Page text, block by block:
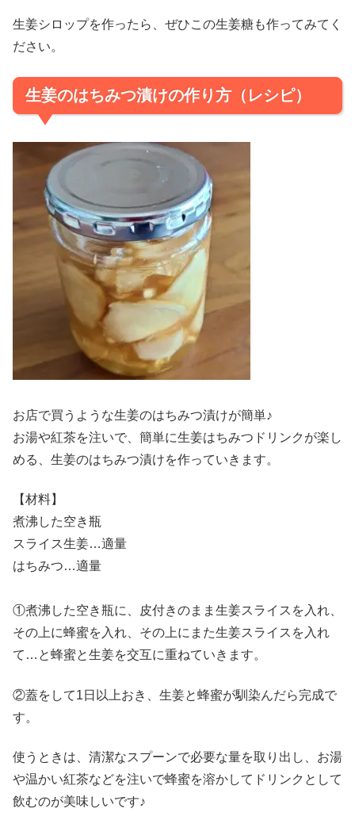
生姜シロップを作ったら、ぜひこの生姜糖も作ってみてく
ださい。
生姜のはちみつ漬けの作り方（レシピ）
お店で買うような生姜のはちみつ漬けが簡単♪
お湯や紅茶を注いで、簡単に生姜はちみつドリンクが楽し
める、生姜のはちみつ漬けを作っていきます。
【材料】
煮沸した空き瓶
スライス生姜…適量
はちみつ…適量
①煮沸した空き瓶に、皮付きのまま生姜スライスを入れ、
その上に蜂蜜を入れ、その上にまた生姜スライスを入れ
て…と蜂蜜と生姜を交互に重ねていきます。
②蓋をして1日以上おき、生姜と蜂蜜が馴染んだら完成で
す。
使うときは、清潔なスプーンで必要な量を取り出し、お湯
や温かい紅茶などを注いで蜂蜜を溶かしてドリンクとして
飲むのが美味しいです♪